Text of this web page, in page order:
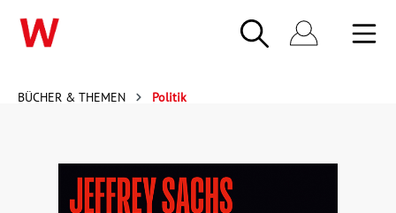
BÜCHER & THEMEN Politik